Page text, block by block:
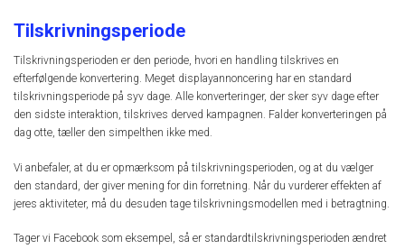
Tilskrivningsperiode
Tilskrivningsperioden er den periode, hvori en handling tilskrives en
efterfølgende konvertering. Meget displayannoncering har en standard
tilskrivningsperiode på syv dage. Alle konverteringer, der sker syv dage efter
den sidste interaktion, tilskrives derved kampagnen. Falder konverteringen på
dag otte, tæller den simpelthen ikke med.
Vi anbefaler, at du er opmærksom på tilskrivningsperioden, og at du vælger
den standard, der giver mening for din forretning. Når du vurderer effekten af
jeres aktiviteter, må du desuden tage tilskrivningsmodellen med i betragtning.
Tager vi Facebook som eksempel, så er standardtilskrivningsperioden ændret